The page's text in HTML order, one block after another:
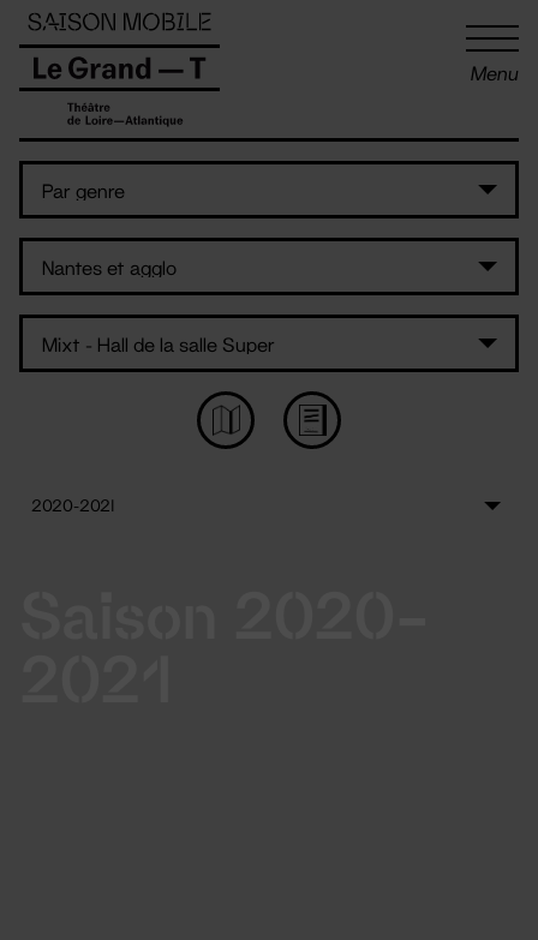
Menu
Panneau de gestion des cookies